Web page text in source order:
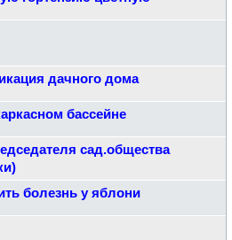
дачного дома
бассейне
сад.общества
болезнь у яблони